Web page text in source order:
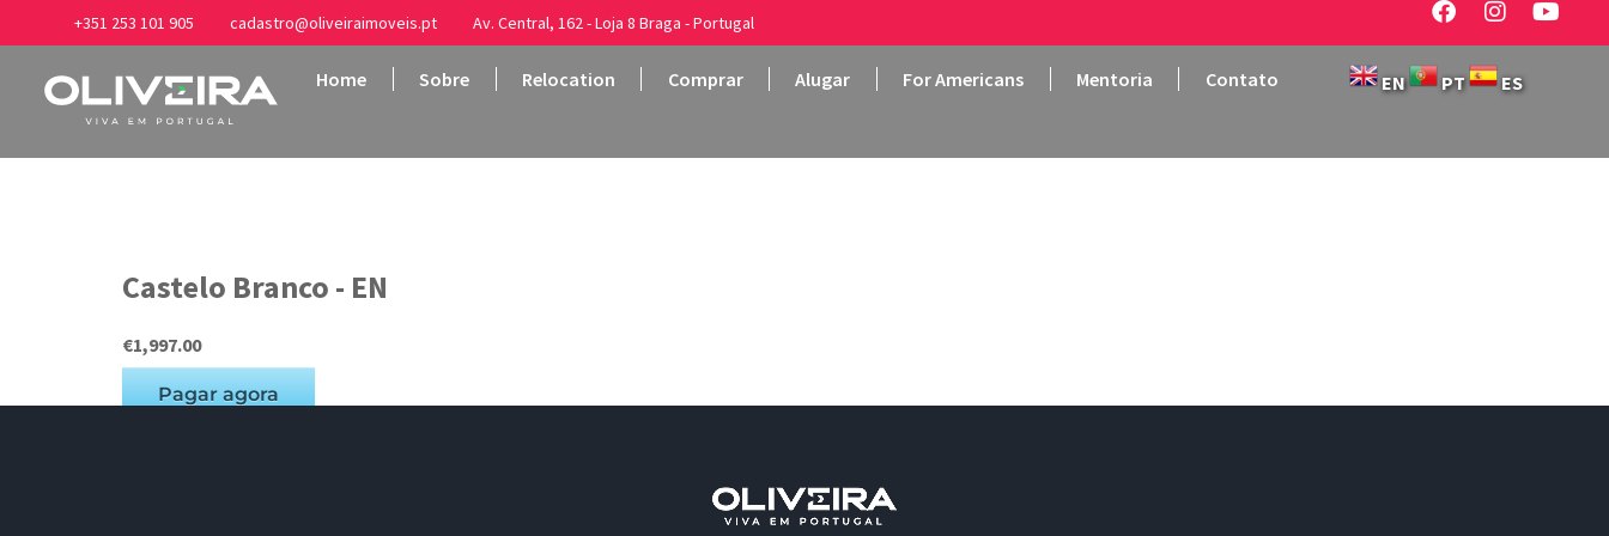
+351 253 101 905 cadastro@oliveiraimoveis.pt Av. Central, 162 - Loja 8 Braga - Portugal
Home Sobre Relocation Comprar Alugar For Americans Mentoria Contato EN PT ES
Castelo Branco - EN
€1,997.00
Pagar agora